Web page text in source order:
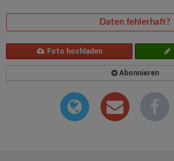
Daten fehlerhaft?
Foto hochladen
Abonnieren